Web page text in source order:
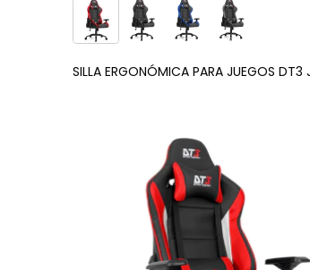
SILLA ERGONÓMICA PARA JUEGOS DT3